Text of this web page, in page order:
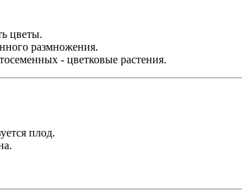
цветы.
размножения.
- цветковые растения.
плод.